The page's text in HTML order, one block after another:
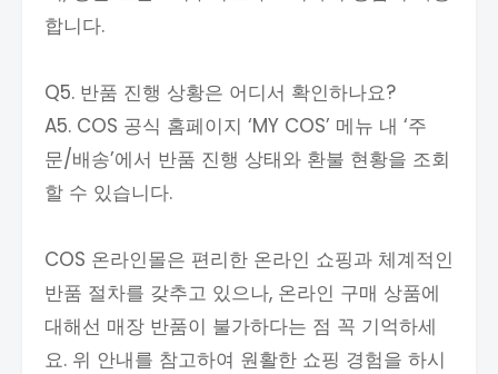
합니다.
Q5. 반품 진행 상황은 어디서 확인하나요?
A5. COS 공식 홈페이지 ‘MY COS’ 메뉴 내 ‘주
문/배송’에서 반품 진행 상태와 환불 현황을 조회
할 수 있습니다.
COS 온라인몰은 편리한 온라인 쇼핑과 체계적인
반품 절차를 갖추고 있으나, 온라인 구매 상품에
대해선 매장 반품이 불가하다는 점 꼭 기억하세
요. 위 안내를 참고하여 원활한 쇼핑 경험을 하시